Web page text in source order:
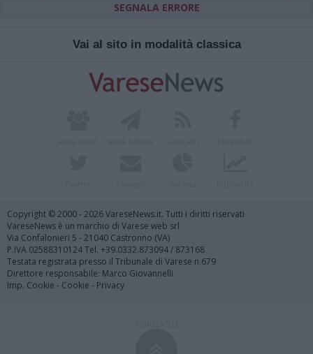
SEGNALA ERRORE
Vai al sito in modalità classica
Copyright © 2000 - 2026 VareseNews.it. Tutti i diritti riservati
VareseNews è un marchio di Varese web srl
Via Confalonieri 5 - 21040 Castronno (VA)
P.IVA 02588310124 Tel. +39.0332.873094 / 873168
Testata registrata presso il Tribunale di Varese n.679
Direttore responsabile: Marco Giovannelli
Imp. Cookie - Cookie - Privacy